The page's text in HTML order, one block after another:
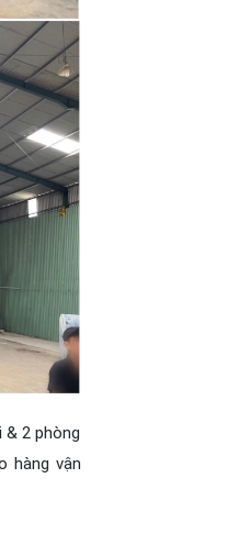
& 2 phòng
hàng vận